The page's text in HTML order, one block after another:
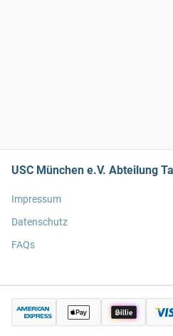
USC München e.V. Abteilung
Impressum
Datenschutz
FAQs